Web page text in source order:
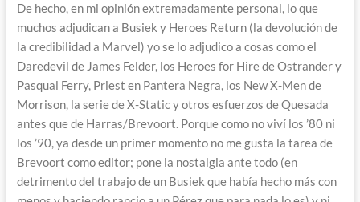
De hecho, en mi opinión extremadamente personal, lo que
muchos adjudican a Busiek y Heroes Return (la devolución de
la credibilidad a Marvel) yo se lo adjudico a cosas como el
Daredevil de James Felder, los Heroes for Hire de Ostrander y
Pasqual Ferry, Priest en Pantera Negra, los New X-Men de
Morrison, la serie de X-Static y otros esfuerzos de Quesada
antes que de Harras/Brevoort. Porque como no viví los ’80 ni
los ’90, ya desde un primer momento no me gusta la tarea de
Brevoort como editor; pone la nostalgia ante todo (en
detrimento del trabajo de un Busiek que había hecho más con